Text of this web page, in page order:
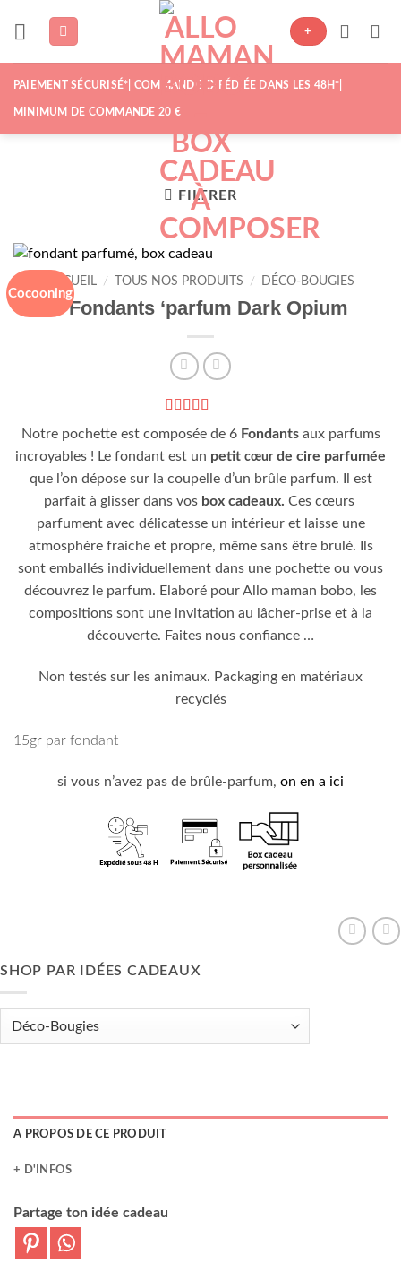
+
PAIEMENT SÉCURISÉ*| COMMANDE EXPÉDIÉE DANS LES 48H*|
MINIMUM DE COMMANDE 20 €
FILTRER
Cocooning
ACCUEIL / TOUS NOS PRODUITS / DÉCO-BOUGIES
6 Fondants ‘parfum Dark Opium
5
sur 5
basé sur
notations
Notre pochette est composée de 6Fondantsaux parfums
incroyables ! Le fondant est un petit cœur de cire parfumée
que l’on dépose sur la coupelle d’un brûle parfum. Il est
parfait à glisser dans vos box cadeaux. Ces cœurs
parfument avec délicatesse un intérieur et laisse une
atmosphère fraiche et propre, même sans être brulé. Ils
sont emballés individuellement dans une pochette ou vous
découvrez le parfum. Elaboré pour Allo maman bobo, les
compositions sont une invitation au lâcher-prise et à la
découverte. Faites nous confiance …
Non testés sur les animaux. Packaging en matériaux
recyclés
15gr par fondant
si vous n’avez pas de brûle-parfum, on en a ici
SHOP PAR IDÉES CADEAUX
A PROPOS DE CE PRODUIT
+ D'INFOS
Partage ton idée cadeau